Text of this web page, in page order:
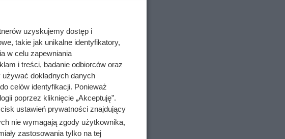
uzyskujemy dostęp i
takie jak unikalne identyfikatory,
w celu zapewniania
i treści, badanie odbiorców oraz
dokładnych danych
celów identyfikacji. Ponieważ
poprzez kliknięcie „Akceptuję”.
ustawień prywatności znajdujący
nie wymagają zgody użytkownika,
zastosowania tylko na tej